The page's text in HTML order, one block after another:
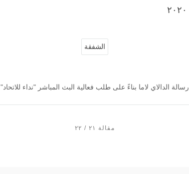
الشفقة
رسالة الدالاي لاما بناءً على طلب فعالية البث المباشر "نداء للاتحاد"
مقالة ٢١ / ٢٢